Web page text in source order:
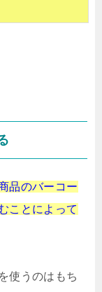
品のバーコー
ことによって
使うのはもち